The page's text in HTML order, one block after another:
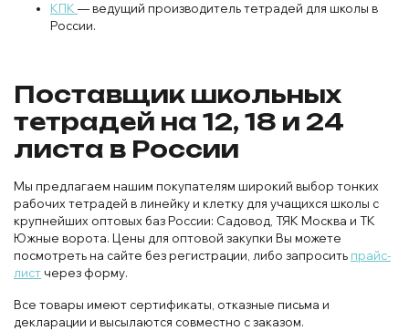
КПК — ведущий производитель тетрадей для школы в
России.
Поставщик школьных
тетрадей на 12, 18 и 24
листа в России
Мы предлагаем нашим покупателям широкий выбор тонких
рабочих тетрадей в линейку и клетку для учащихся школы с
крупнейших оптовых баз России: Садовод, ТЯК Москва и ТК
Южные ворота. Цены для оптовой закупки Вы можете
посмотреть на сайте без регистрации, либо запросить прайс-
лист через форму.
Все товары имеют сертификаты, отказные письма и
декларации и высылаются совместно с заказом.